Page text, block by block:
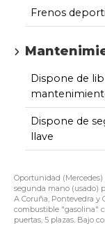
Frenos
Dispone de
Dispone de
llave
Oportunidad (Mercedes)
segunda mano (usado)
A Coruña, Pontevedra y
combustible "gasolina"
puertas, 5 plazas. Bajo